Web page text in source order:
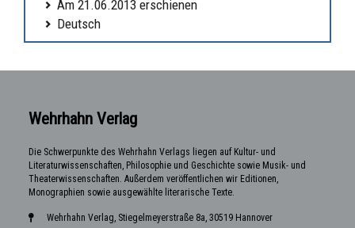
Am 21.06.2013 erschienen
Deutsch
Wehrhahn Verlag
Die Schwerpunkte des Wehrhahn Verlags liegen auf Kultur- und
Literaturwissenschaften, Philosophie und Geschichte sowie Musik- und
Theaterwissenschaften. Außerdem veröffentlichen wir Editionen,
Monographien sowie ausgewählte literarische Texte.
Wehrhahn Verlag, Stiegelmeyerstraße 8a, 30519 Hannover